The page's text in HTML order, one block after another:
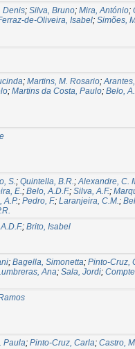
Denis; Silva, Bruno; Mira, António;
de-Oliveira, Isabel; Simões,
; Martins, M. Rosario;
; Martins da Costa, Paulo; Belo,
S.; Quintella, B.R.;Alexandre, C.
E.; Belo, A.D.F.; Silva, A.F.;
A.P.; Pedro, F.; Laranjeira, C.M.;
; Brito, Isabel
; Bagella, Simonetta; Pinto-Cruz,
Ana; Sala, Jordi;
Paula; Pinto-Cruz, Carla; Castro,